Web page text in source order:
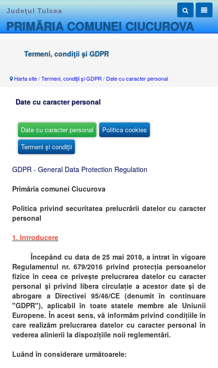
Judeţul Tulcea
PRIMĂRIA COMUNEI CIUCUROVA
Termeni, condiţii şi GDPR
Harta site/Termeni, condiţii şi GDPR / Date cu caracter personal
Date cu caracter personal
Date cu caracter personal
Politica cookies
Termeni şi condiţii
GDPR - General Data Protection Regulation
Primăria comunei Ciucurova
Politica privind securitatea prelucrării datelor cu caracter
personal
1. Introducere
Începând cu data de 25 mai 2018, a intrat în vigoare
Regulamentul nr. 679/2016 privind protecția persoanelor
fizice în ceea ce privește prelucrarea datelor cu caracter
personal și privind libera circulație a acestor date și de
abrogare a Directivei 95/46/CE (denumit în continuare
"GDPR"), aplicabil în toate statele membre ale Uniunii
Europene. În acest sens, vă informăm privind condițiile în
care realizăm prelucrarea datelor cu caracter personal în
vederea alinierii la dispozițiile noii reglementări.
Luând în considerare următoarele: